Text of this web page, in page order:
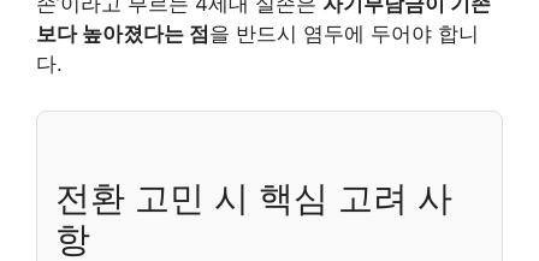
보다 높아졌다는 점 을 반드시 염두에 두어야 합니
다.
전환 고민 시 핵심 고려 사
항